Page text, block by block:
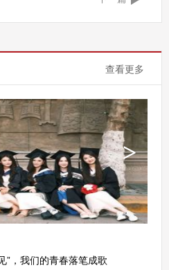
查看更多
”，我们的青春落笔成歌